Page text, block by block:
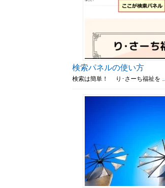
検索パネルの使い方
検索は簡単！ り･さーち福祉を …